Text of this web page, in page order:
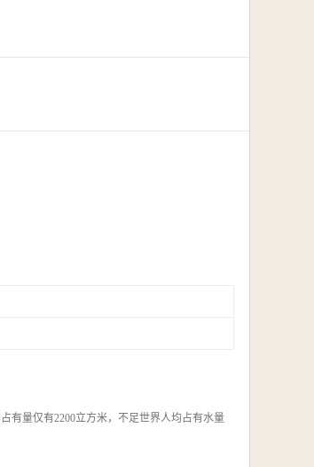
有量仅有2200立方米，不足世界人均占有水量